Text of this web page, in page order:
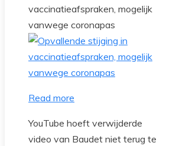
vaccinatieafspraken, mogelijk
vanwege coronapas
Read more
YouTube hoeft verwijderde
video van Baudet niet terug te